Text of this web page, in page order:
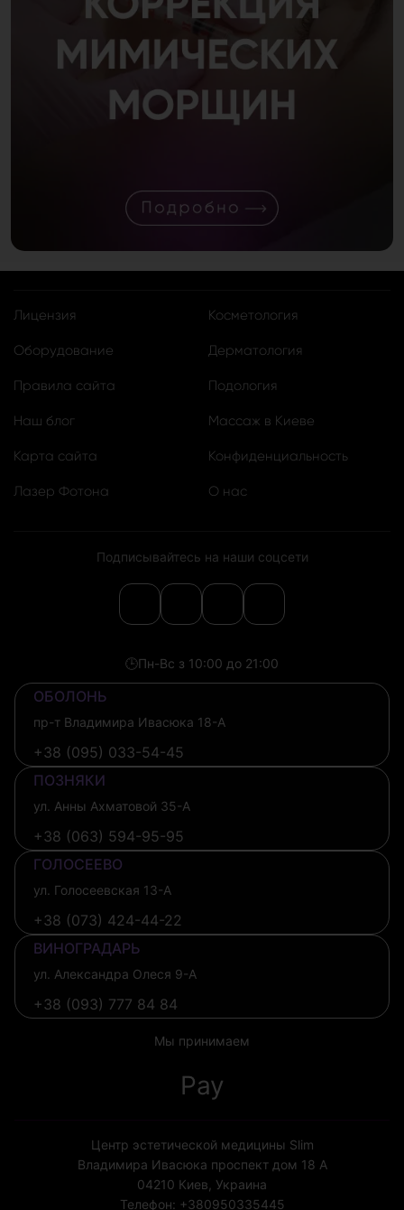
Лицензия
Оборудование
Правила сайта
Наш блог
Карта сайта
Лазер Фотона
Косметология
Дерматология
Подология
Массаж в Киеве
Конфиденциальность
О нас
Подписывайтесь на наши соцсети
🕒Пн-Вс з 10:00 до 21:00
ОБОЛОНЬ
пр-т Владимира Ивасюка 18-А
+38 (095) 033-54-45
ПОЗНЯКИ
ул. Анны Ахматовой 35-А
+38 (063) 594-95-95
ГОЛОСЕЕВО
ул. Голосеевская 13-А
+38 (073) 424-44-22
ВИНОГРАДАРЬ
ул. Александра Олеся 9-А
+38 (093) 777 84 84
Мы принимаем
Pay
Центр эстетической медицины Slim
Владимира Ивасюка проспект дом 18 А
04210 Киев, Украина
Телефон: +380950335445